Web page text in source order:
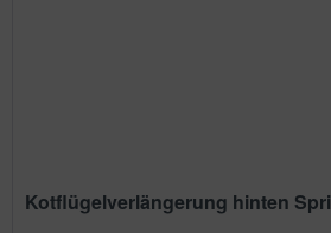
Kotflügelverlängerung hinten